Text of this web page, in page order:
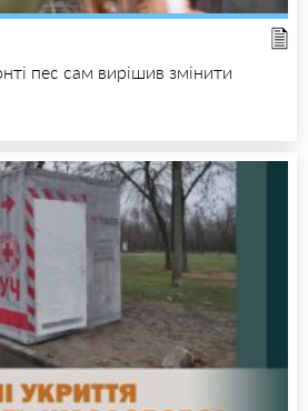
пес сам вирішив змінити